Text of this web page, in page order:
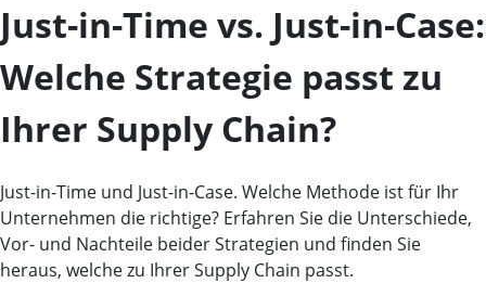
Just-in-Time vs. Just-in-Case:
Welche Strategie passt zu
Ihrer Supply Chain?
Just-in-Time und Just-in-Case. Welche Methode ist für Ihr
Unternehmen die richtige? Erfahren Sie die Unterschiede,
Vor- und Nachteile beider Strategien und finden Sie
heraus, welche zu Ihrer Supply Chain passt.